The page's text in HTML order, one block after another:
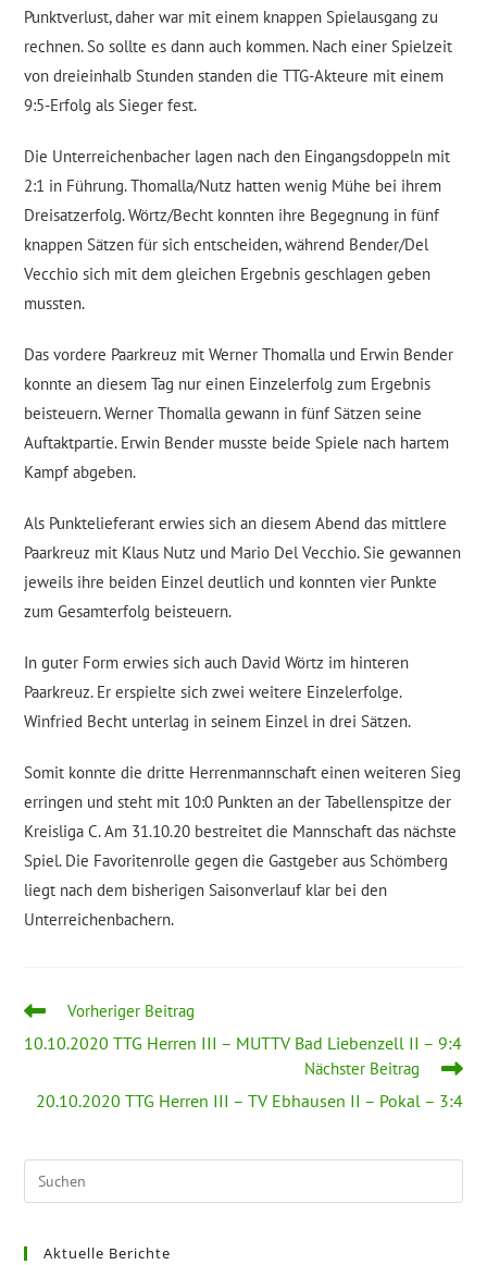
Punktverlust, daher war mit einem knappen Spielausgang zu
rechnen. So sollte es dann auch kommen. Nach einer Spielzeit
von dreieinhalb Stunden standen die TTG-Akteure mit einem
9:5-Erfolg als Sieger fest.
Die Unterreichenbacher lagen nach den Eingangsdoppeln mit
2:1 in Führung. Thomalla/Nutz hatten wenig Mühe bei ihrem
Dreisatzerfolg. Wörtz/Becht konnten ihre Begegnung in fünf
knappen Sätzen für sich entscheiden, während Bender/Del
Vecchio sich mit dem gleichen Ergebnis geschlagen geben
mussten.
Das vordere Paarkreuz mit Werner Thomalla und Erwin Bender
konnte an diesem Tag nur einen Einzelerfolg zum Ergebnis
beisteuern. Werner Thomalla gewann in fünf Sätzen seine
Auftaktpartie. Erwin Bender musste beide Spiele nach hartem
Kampf abgeben.
Als Punktelieferant erwies sich an diesem Abend das mittlere
Paarkreuz mit Klaus Nutz und Mario Del Vecchio. Sie gewannen
jeweils ihre beiden Einzel deutlich und konnten vier Punkte
zum Gesamterfolg beisteuern.
In guter Form erwies sich auch David Wörtz im hinteren
Paarkreuz. Er erspielte sich zwei weitere Einzelerfolge.
Winfried Becht unterlag in seinem Einzel in drei Sätzen.
Somit konnte die dritte Herrenmannschaft einen weiteren Sieg
erringen und steht mit 10:0 Punkten an der Tabellenspitze der
Kreisliga C. Am 31.10.20 bestreitet die Mannschaft das nächste
Spiel. Die Favoritenrolle gegen die Gastgeber aus Schömberg
liegt nach dem bisherigen Saisonverlauf klar bei den
Unterreichenbachern.
Weitere
ansehen
Vorheriger Beitrag
10.10.2020 TTG Herren III – MUTTV Bad Liebenzell II – 9:4
Nächster Beitrag
20.10.2020 TTG Herren III – TV Ebhausen II – Pokal – 3:4
Aktuelle Berichte